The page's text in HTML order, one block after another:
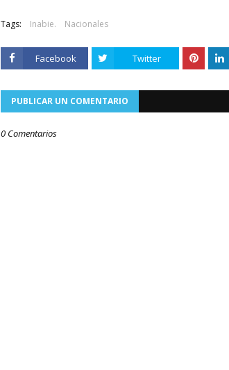
Tags: Inabie. Nacionales
Facebook Twitter
PUBLICAR UN COMENTARIO
0 Comentarios